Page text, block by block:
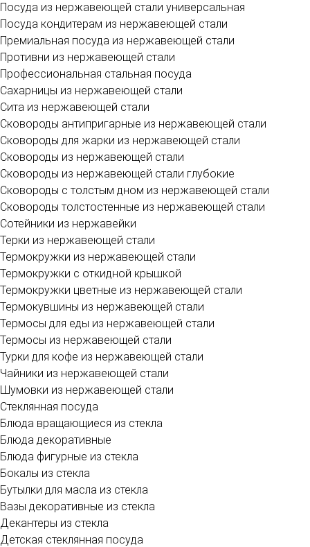
Посуда из нержавеющей стали универсальная
Посуда кондитерам из нержавеющей стали
Премиальная посуда из нержавеющей стали
Противни из нержавеющей стали
Профессиональная стальная посуда
Сахарницы из нержавеющей стали
Сита из нержавеющей стали
Сковороды антипригарные из нержавеющей стали
Сковороды для жарки из нержавеющей стали
Сковороды из нержавеющей стали
Сковороды из нержавеющей стали глубокие
Сковороды с толстым дном из нержавеющей стали
Сковороды толстостенные из нержавеющей стали
Сотейники из нержавейки
Терки из нержавеющей стали
Термокружки из нержавеющей стали
Термокружки с откидной крышкой
Термокружки цветные из нержавеющей стали
Термокувшины из нержавеющей стали
Термосы для еды из нержавеющей стали
Термосы из нержавеющей стали
Турки для кофе из нержавеющей стали
Чайники из нержавеющей стали
Шумовки из нержавеющей стали
Стеклянная посуда
Блюда вращающиеся из стекла
Блюда декоративные
Блюда фигурные из стекла
Бокалы из стекла
Бутылки для масла из стекла
Вазы декоративные из стекла
Декантеры из стекла
Детская стеклянная посуда